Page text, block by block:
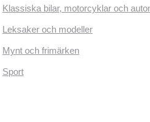
Klassiska bilar, motorcyklar och
Leksaker och modeller
Mynt och frimärken
Sport